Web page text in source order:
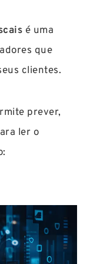
é uma
que
clientes.
prever,
ler o